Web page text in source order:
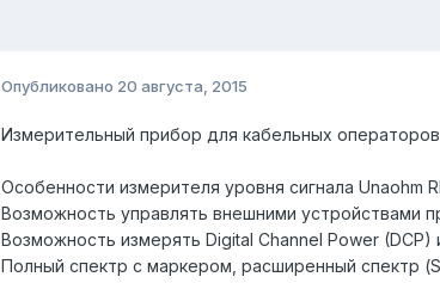
Опубликовано 20 августа, 2015
Измерительный прибор для кабельных
Особенности измерителя уровня сигнала Unaohm
Возможность управлять внешними устройствами
Возможность измерять Digital Channel Power (DCP)
Полный спектр с маркером, расширенный спектр